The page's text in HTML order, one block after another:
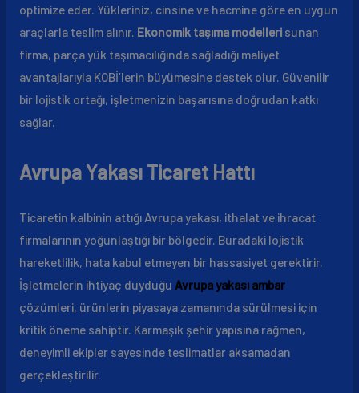
optimize eder. Yükleriniz, cinsine ve hacmine göre en uygun
araçlarla teslim alınır. Ekonomik taşıma modellerisunan
firma, parça yük taşımacılığında sağladığı maliyet
avantajlarıyla KOBİ’lerin büyümesine destek olur. Güvenilir
bir lojistik ortağı, işletmenizin başarısına doğrudan katkı
sağlar.
Avrupa Yakası Ticaret Hattı
Ticaretin kalbinin attığı Avrupa yakası, ithalat ve ihracat
firmalarının yoğunlaştığı bir bölgedir. Buradaki lojistik
hareketlilik, hata kabul etmeyen bir hassasiyet gerektirir.
İşletmelerin ihtiyaç duyduğu Avrupa yakası ambar
çözümleri, ürünlerin piyasaya zamanında sürülmesi için
kritik öneme sahiptir. Karmaşık şehir yapısına rağmen,
deneyimli ekipler sayesinde teslimatlar aksamadan
gerçekleştirilir.